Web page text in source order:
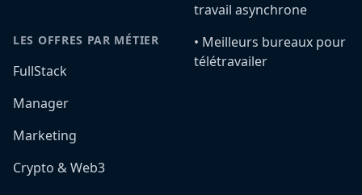
LES OFFRES PAR MÉTIER
FullStack
Manager
Marketing
Crypto & Web3
travail asynchrone
•️ Meilleurs bureaux pour
télétravailer